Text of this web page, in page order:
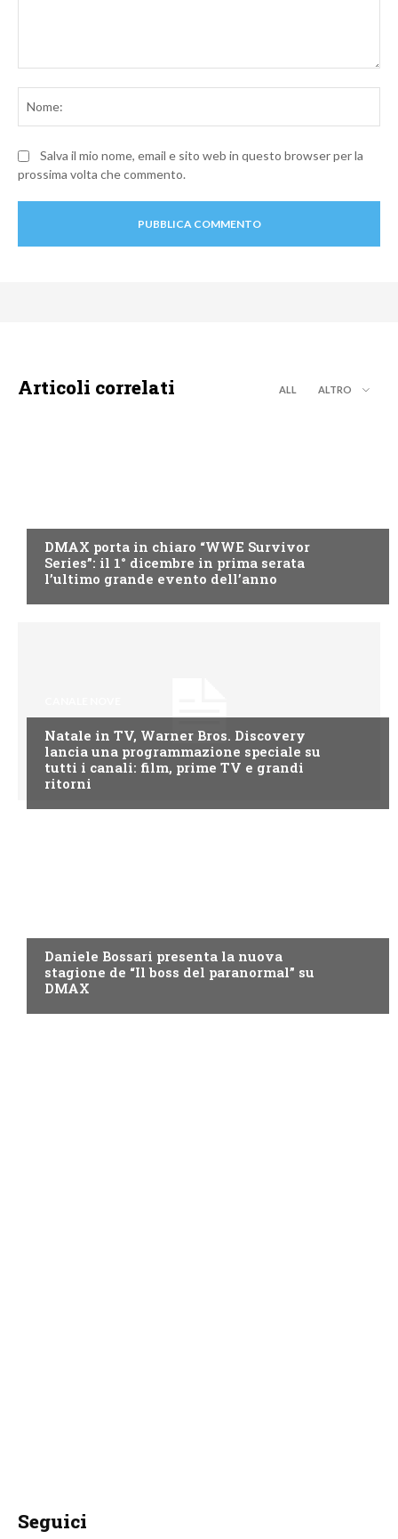
Salva il mio nome, email e sito web in questo browser per la
prossima volta che commento.
Articoli correlati ALL ALTRO
DMAX porta in chiaro “WWE Survivor
Series”: il 1° dicembre in prima serata
l’ultimo grande evento dell’anno
Natale in TV, Warner Bros. Discovery
lancia una programmazione speciale su
tutti i canali: film, prime TV e grandi
ritorni
Daniele Bossari presenta la nuova
stagione de “Il boss del paranormal” su
DMAX
Seguici